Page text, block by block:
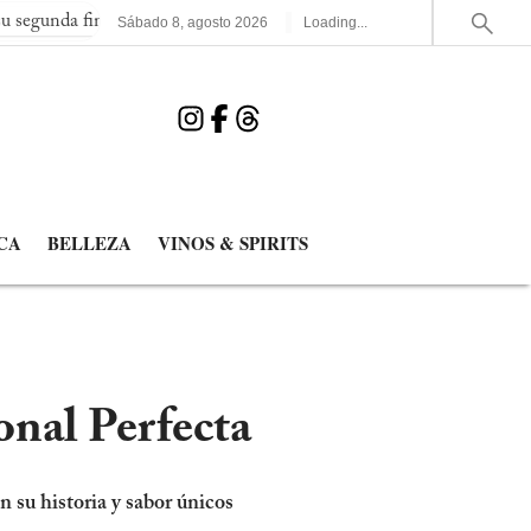
del Mundial España elimina a Francia y jugará
Sábado 8,agosto 2026 Loading...
BELLEZA VINOS & SPIRITS
Perfecta
su historia y sabor únicos